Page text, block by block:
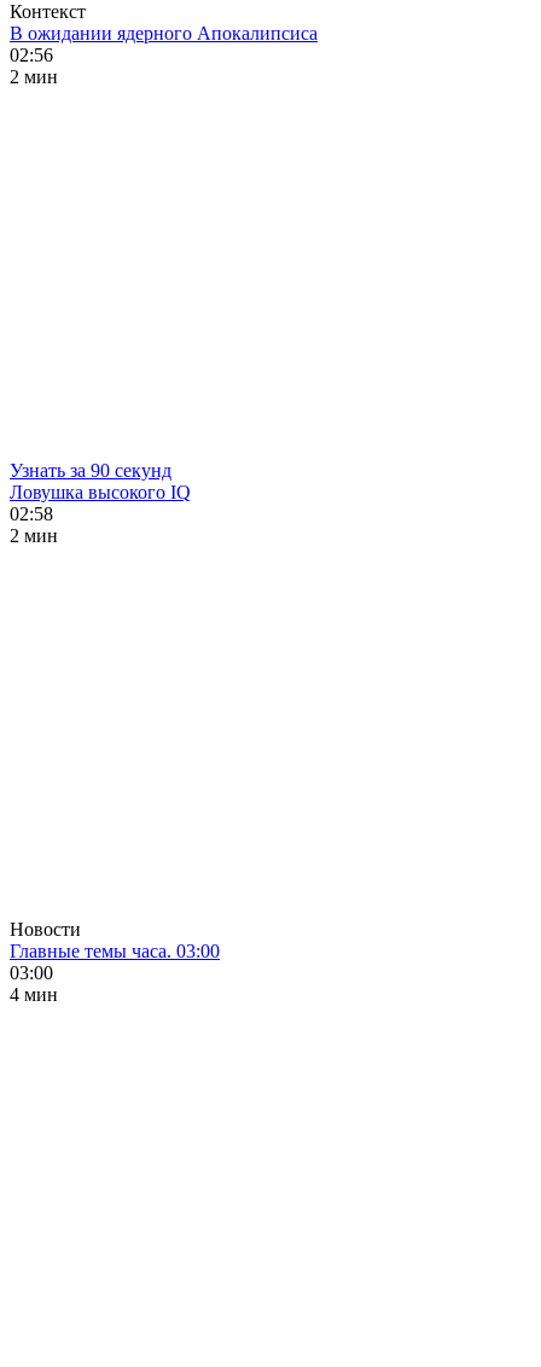
Контекст
В ожидании ядерного Апокалипсиса
02:56
2 мин
Узнать за 90 секунд
Ловушка высокого IQ
02:58
2 мин
Новости
Главные темы часа. 03:00
03:00
4 мин